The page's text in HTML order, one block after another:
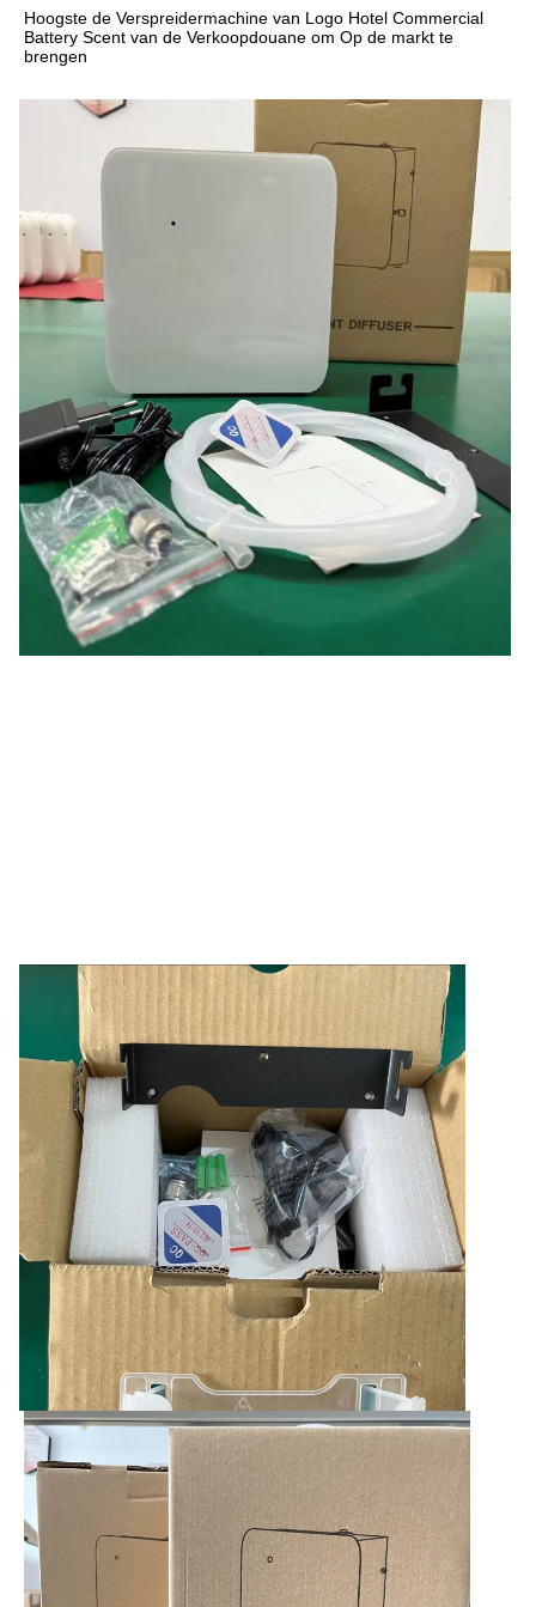
Hoogste de Verspreidermachine van Logo Hotel Commercial
Battery Scent van de Verkoopdouane om Op de markt te
brengen